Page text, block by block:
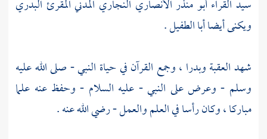
سيد القراء أبو منذر الأنصاري النجاري المدني المقرئ البدري
ويكنى أيضا أبا الطفيل .
شهدالعقبةوبدرا ، وجمع القرآن في حياة النبي - صلى الله عليه
وسلم - وعرض على النبي - عليه السلام - وحفظ عنه علما
مباركا ، وكان رأسا في العلم والعمل - رضي الله عنه .